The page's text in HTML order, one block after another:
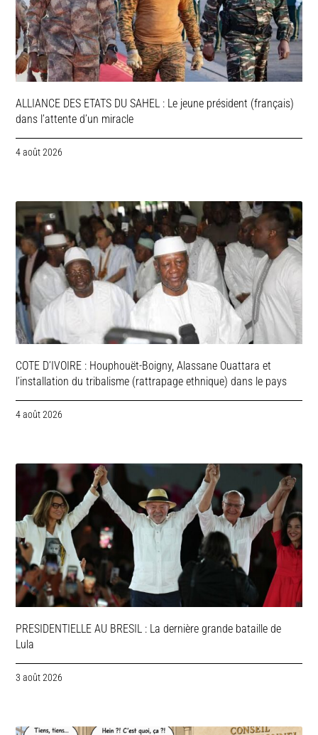
ALLIANCE DES ETATS DU SAHEL : Le jeune président (français)
dans l’attente d’un miracle
4 août 2026
COTE D’IVOIRE : Houphouët-Boigny, Alassane Ouattara et
l’installation du tribalisme (rattrapage ethnique) dans le pays
4 août 2026
PRESIDENTIELLE AU BRESIL : La dernière grande bataille de
Lula
3 août 2026